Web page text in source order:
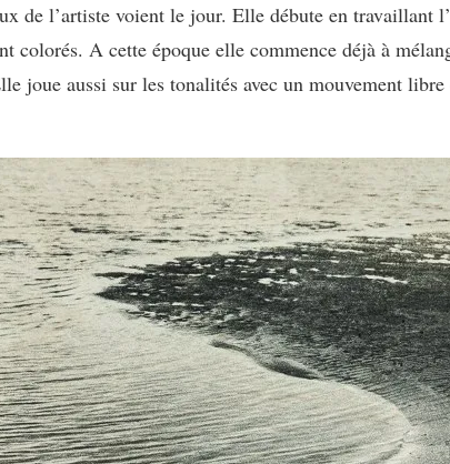
de l’artiste voient le jour. Elle débute en travaillant
colorés. A cette époque elle commence déjà à
joue aussi sur les tonalités avec un mouvement